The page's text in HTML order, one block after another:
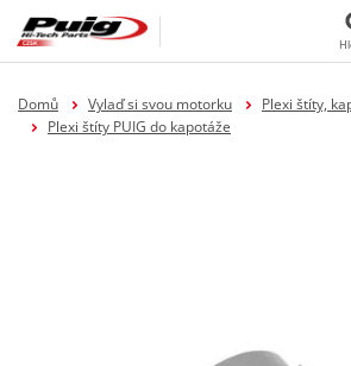
Domů Vylaď si svou motorku
Plexi štíty,
Plexi štíty PUIG do kapotáže